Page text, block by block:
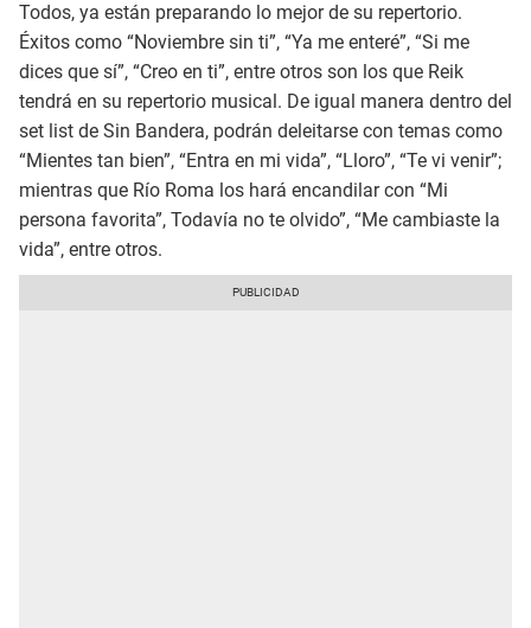
Todos, ya están preparando lo mejor de su repertorio.
Éxitos como “Noviembre sin ti”, “Ya me enteré”, “Si me
dices que sí”, “Creo en ti”, entre otros son los que Reik
tendrá en su repertorio musical. De igual manera dentro del
set list de Sin Bandera, podrán deleitarse con temas como
“Mientes tan bien”, “Entra en mi vida”, “Lloro”, “Te vi venir”;
mientras que Río Roma los hará encandilar con “Mi
persona favorita”, Todavía no te olvido”, “Me cambiaste la
vida”, entre otros.